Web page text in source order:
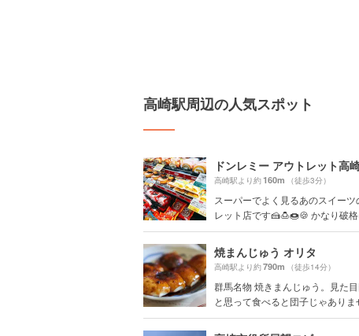
高崎駅周辺の人気スポット
ドンレミー アウトレット高
高崎駅より約160m （徒歩3分）
スーパーでよく見るあのスイーツ
レット店です🍰🍮🍩🍪 かなり破
焼まんじゅう オリタ
高崎駅より約790m （徒歩14分）
群馬名物 焼きまんじゅう。見た
と思って食べると団子じゃありま